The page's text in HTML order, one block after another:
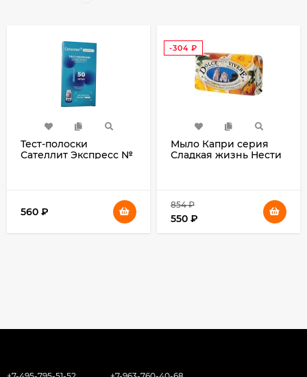
Тест-полоски
Сателлит Экспресс №
560 ₽
-304 ₽
Мыло Капри серия
Сладкая жизнь Нести
854₽
550 ₽